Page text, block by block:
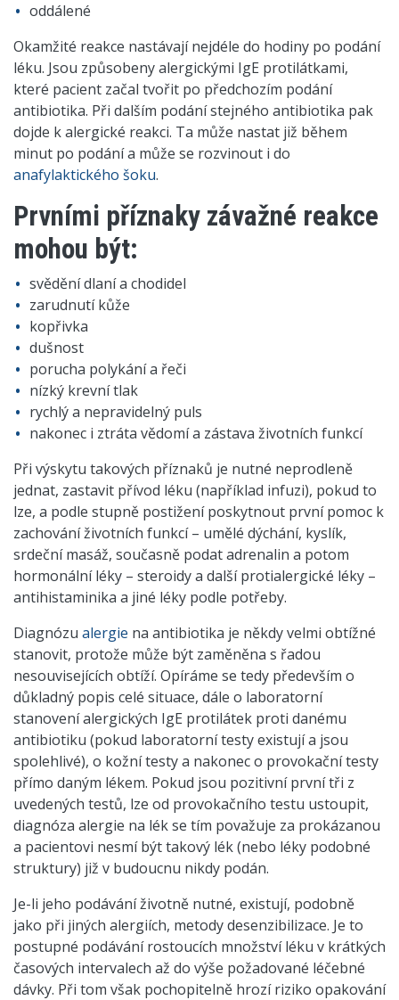
oddálené
Okamžité reakce nastávají nejdéle do hodiny po podání
léku. Jsou způsobeny alergickými IgE protilátkami,
které pacient začal tvořit po předchozím podání
antibiotika. Při dalším podání stejného antibiotika pak
dojde k alergické reakci. Ta může nastat již během
minut po podání a může se rozvinout i do
anafylaktického šoku.
Prvními příznaky závažné reakce
mohou být:
svědění dlaní a chodidel
zarudnutí kůže
kopřivka
dušnost
porucha polykání a řeči
nízký krevní tlak
rychlý a nepravidelný puls
nakonec i ztráta vědomí a zástava životních funkcí
Při výskytu takových příznaků je nutné neprodleně
jednat, zastavit přívod léku (například infuzi), pokud to
lze, a podle stupně postižení poskytnout první pomoc k
zachování životních funkcí – umělé dýchání, kyslík,
srdeční masáž, současně podat adrenalin a potom
hormonální léky – steroidy a další protialergické léky –
antihistaminika a jiné léky podle potřeby.
Diagnózu alergie na antibiotika je někdy velmi obtížné
stanovit, protože může být zaměněna s řadou
nesouvisejících obtíží. Opíráme se tedy především o
důkladný popis celé situace, dále o laboratorní
stanovení alergických IgE protilátek proti danému
antibiotiku (pokud laboratorní testy existují a jsou
spolehlivé), o kožní testy a nakonec o provokační testy
přímo daným lékem. Pokud jsou pozitivní první tři z
uvedených testů, lze od provokačního testu ustoupit,
diagnóza alergie na lék se tím považuje za prokázanou
a pacientovi nesmí být takový lék (nebo léky podobné
struktury) již v budoucnu nikdy podán.
Je-li jeho podávání životně nutné, existují, podobně
jako při jiných alergiích, metody desenzibilizace. Je to
postupné podávání rostoucích množství léku v krátkých
časových intervalech až do výše požadované léčebné
dávky. Při tom však pochopitelně hrozí riziko opakování